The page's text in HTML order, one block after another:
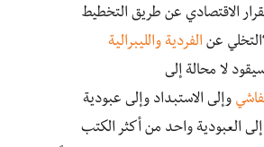
الاقتصادي عن طريق التخطيط
التخلي عن الفردية والليبرالية
لا محالة إلى
وإلى الاستبداد وإلى عبودية
إلى العبودية واحد من أكثر الكتب